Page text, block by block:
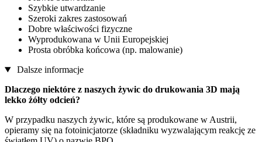
Szybkie utwardzanie
Szeroki zakres zastosowań
Dobre właściwości fizyczne
Wyprodukowana w Unii Europejskiej
Prosta obróbka końcowa (np. malowanie)
Dalsze informacje
Dlaczego niektóre z naszych żywic do drukowania 3D mają
lekko żółty odcień?
W przypadku naszych żywic, które są produkowane w Austrii,
opieramy się na fotoinicjatorze (składniku wyzwalającym reakcję ze